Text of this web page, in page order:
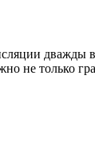
не только